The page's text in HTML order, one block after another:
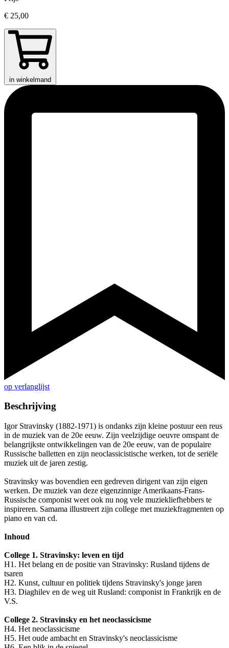
€ 25,00
in winkelmand
op verlanglijst
Beschrijving
Igor Stravinsky (1882-1971) is ondanks zijn kleine postuur een reus
in de muziek van de 20e eeuw. Zijn veelzijdige oeuvre omspant de
belangrijkste ontwikkelingen van de 20e eeuw, van de populaire
Russische balletten en zijn neoclassicistische werken, tot de seriële
muziek uit de jaren zestig.
Stravinsky was bovendien een gedreven dirigent van zijn eigen
werken. De muziek van deze eigenzinnige Amerikaans-Frans-
Russische componist weet ook nu nog vele muziekliefhebbers te
inspireren. Samama illustreert zijn college met muziekfragmenten op
piano en van cd.
Inhoud
College 1. Stravinsky: leven en tijd
H1. Het belang en de positie van Stravinsky: Rusland tijdens de
tsaren
H2. Kunst, cultuur en politiek tijdens Stravinsky's jonge jaren
H3. Diaghilev en de weg uit Rusland: componist in Frankrijk en de
V.S.
College 2. Stravinsky en het neoclassicisme
H4. Het neoclassicisme
H5. Het oude ambacht en Stravinsky's neoclassicisme